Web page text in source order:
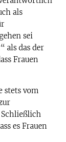
als
sei
als das der
Frauen
stets vom
es Frauen